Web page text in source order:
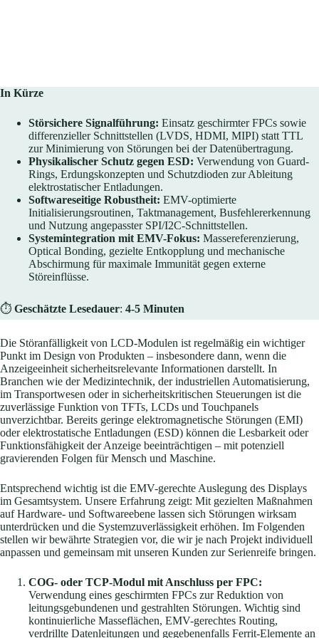
In Kürze
Störsichere Signalführung: Einsatz geschirmter FPCs sowie
differenzieller Schnittstellen (LVDS, HDMI, MIPI) statt TTL
zur Minimierung von Störungen bei der Datenübertragung.
Physikalischer Schutz gegen ESD: Verwendung von Guard-
Rings, Erdungskonzepten und Schutzdioden zur Ableitung
elektrostatischer Entladungen.
Softwareseitige Robustheit: EMV-optimierte
Initialisierungsroutinen, Taktmanagement, Busfehlererkennung
und Nutzung angepasster SPI/I2C-Schnittstellen.
Systemintegration mit EMV-Fokus: Massereferenzierung,
Optical Bonding, gezielte Entkopplung und mechanische
Abschirmung für maximale Immunität gegen externe
Störeinflüsse.
⏱ Geschätzte Lesedauer: 4-5 Minuten
Die Störanfälligkeit von LCD-Modulen ist regelmäßig ein wichtiger
Punkt im Design von Produkten – insbesondere dann, wenn die
Anzeigeeinheit sicherheitsrelevante Informationen darstellt. In
Branchen wie der Medizintechnik, der industriellen Automatisierung,
im Transportwesen oder in sicherheitskritischen Steuerungen ist die
zuverlässige Funktion von TFTs, LCDs und Touchpanels
unverzichtbar. Bereits geringe elektromagnetische Störungen (EMI)
oder elektrostatische Entladungen (ESD) können die Lesbarkeit oder
Funktionsfähigkeit der Anzeige beeinträchtigen – mit potenziell
gravierenden Folgen für Mensch und Maschine.
Entsprechend wichtig ist die EMV-gerechte Auslegung des Displays
im Gesamtsystem. Unsere Erfahrung zeigt: Mit gezielten Maßnahmen
auf Hardware- und Softwareebene lassen sich Störungen wirksam
unterdrücken und die Systemzuverlässigkeit erhöhen. Im Folgenden
stellen wir bewährte Strategien vor, die wir je nach Projekt individuell
anpassen und gemeinsam mit unseren Kunden zur Serienreife bringen.
COG- oder TCP-Modul mit Anschluss per FPC:
Verwendung eines geschirmten FPCs zur Reduktion von
leitungsgebundenen und gestrahlten Störungen. Wichtig sind
kontinuierliche Masseflächen, EMV-gerechtes Routing,
verdrillte Datenleitungen und gegebenenfalls Ferrit-Elemente an